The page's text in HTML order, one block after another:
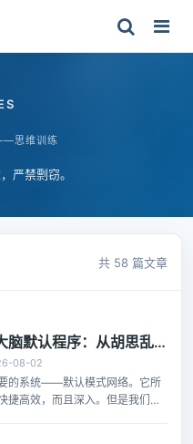
思维训练
严禁剽窃。
共 58 篇文章
慧觉训练和大脑默认程序：从胡思乱想到创造力的飞跃
08-02
的系统——默认模式网络。它所
捷高效，而且深入。但是我们平